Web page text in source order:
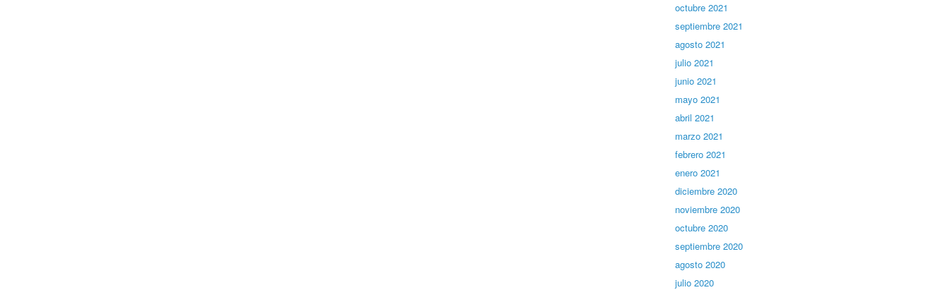
octubre 2021
septiembre 2021
agosto 2021
julio 2021
junio 2021
mayo 2021
abril 2021
marzo 2021
febrero 2021
enero 2021
diciembre 2020
noviembre 2020
octubre 2020
septiembre 2020
agosto 2020
julio 2020